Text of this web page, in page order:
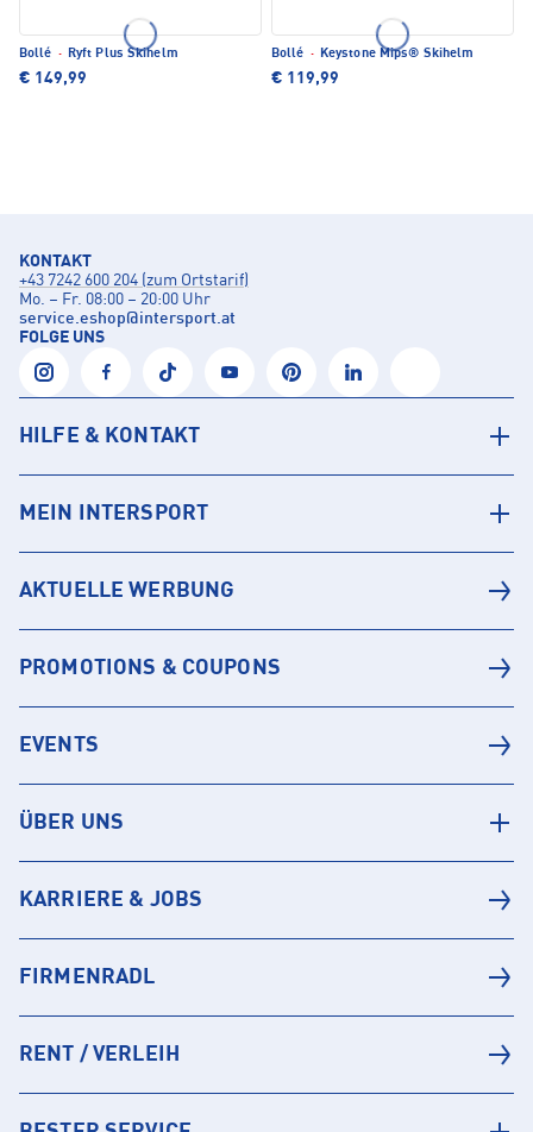
Bollé · Ryft Plus Skihelm
€ 149,99
Bollé · Keystone Mips® Skihelm
€ 119,99
KONTAKT
+43 7242 600 204 (zum Ortstarif)
Mo. – Fr. 08:00 – 20:00 Uhr
service.eshop@intersport.at
FOLGE UNS
HILFE & KONTAKT
MEIN INTERSPORT
AKTUELLE WERBUNG
PROMOTIONS & COUPONS
EVENTS
ÜBER UNS
KARRIERE & JOBS
FIRMENRADL
RENT / VERLEIH